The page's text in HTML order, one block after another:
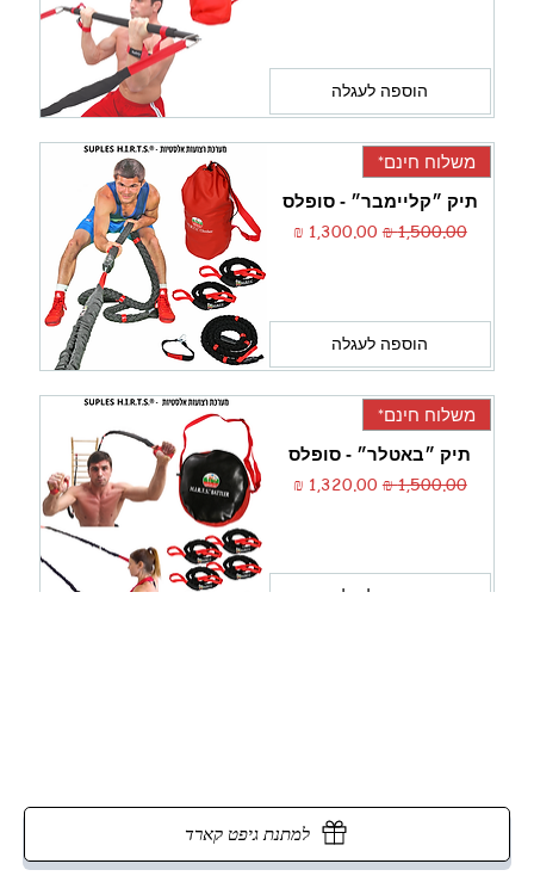
הוספה לעגלה
משלוח חינם*
תיק ״קליימבר״ - סופלס
מחיר רגיל‏1,500.00 ‏₪ מחיר מבצע
הוספה לעגלה
משלוח חינם*
תיק ״באטלר״ - סופלס
מחיר רגיל‏1,500.00 ‏₪ מחיר מבצע
הוספה לעגלה
למתנת גיפט קארד